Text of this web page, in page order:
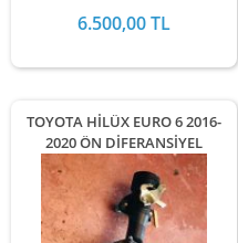
6.500,00 TL
TOYOTA HİLÜX EURO 6 2016-
2020 ÖN DİFERANSİYEL